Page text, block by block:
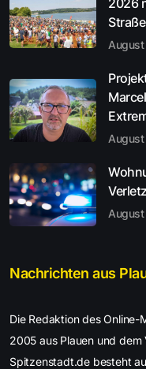
2026
August
Nachrichten aus
Die Redaktion des
2005 aus Plauen und
Spitzenstadt.de besteht